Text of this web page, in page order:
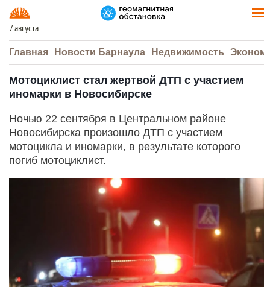
7 августа
Главная Новости Барнаула Недвижимость
Мотоциклист стал жертвой ДТП с участием
иномарки в Новосибирске
Ночью 22 сентября в Центральном районе
Новосибирска произошло ДТП с участием
мотоцикла и иномарки, в результате которого
погиб мотоциклист.